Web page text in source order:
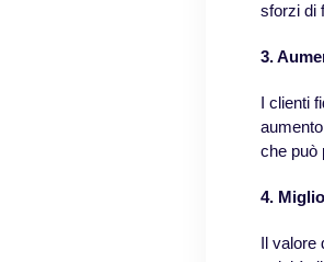
sforzi di
3.
I clienti
che può
4.
Il valore